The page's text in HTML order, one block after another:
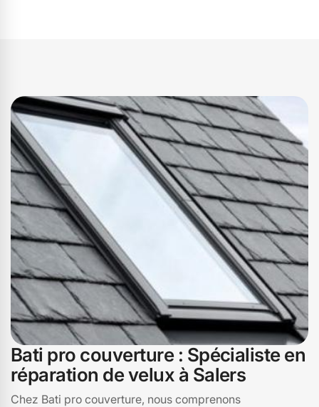
Bati pro couverture : Spécialiste en
réparation de velux à Salers
Chez Bati pro couverture, nous comprenons